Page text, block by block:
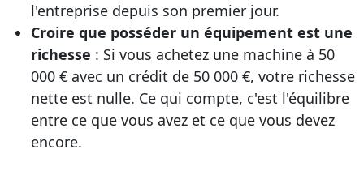
l'entreprise depuis son premier jour.
Croire que posséder un équipement est une
richesse : Si vous achetez une machine à 50
000 € avec un crédit de 50 000 €, votre richesse
nette est nulle. Ce qui compte, c'est l'équilibre
entre ce que vous avez et ce que vous devez
encore.